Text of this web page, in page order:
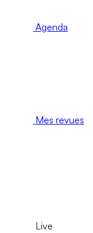
Agenda
Mes revues
Live